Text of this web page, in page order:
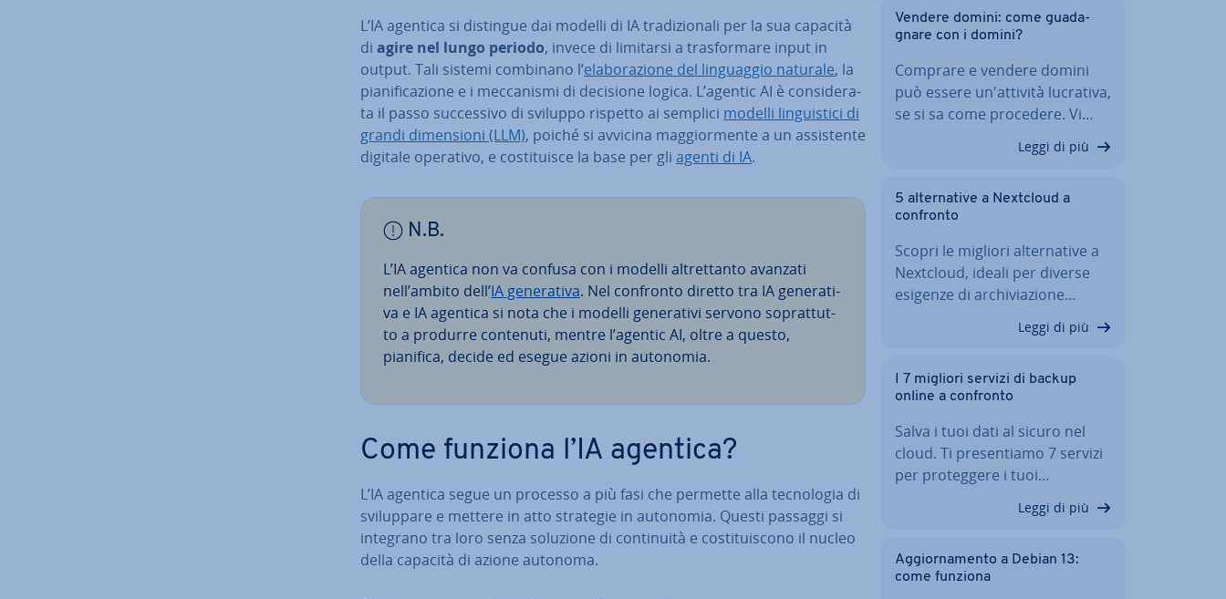
L’IA agentica si distingue dai modelli di IA tra­di­zio­na­li per la sua capacità
di agire nel lungo periodo, invece di limitarsi a tra­sfor­ma­re input in
output. Tali sistemi combinano l’ela­bo­ra­zio­ne del lin­guag­gio naturale, la
pia­ni­fi­ca­zio­ne e i mec­ca­ni­smi di decisione logica. L’agentic AI è con­si­de­ra­
ta il passo suc­ces­si­vo di sviluppo rispetto ai semplici modelli lin­gui­sti­ci di
grandi di­men­sio­ni (LLM), poiché si avvicina mag­gior­men­te a un as­si­sten­te
digitale operativo, e co­sti­tui­sce la base per gli agenti di IA.
N.B.
L’IA agentica non va confusa con i modelli al­tret­tan­to avanzati
nell’ambito dell’IA ge­ne­ra­ti­va. Nel confronto diretto tra IA ge­ne­ra­ti­
va e IA agentica si nota che i modelli ge­ne­ra­ti­vi servono so­prat­tut­
to a produrre contenuti, mentre l’agentic AI, oltre a questo,
pianifica, decide ed esegue azioni in autonomia.
Come funziona l’IA agentica?
L’IA agentica segue un processo a più fasi che permette alla tec­no­lo­gia di
svi­lup­pa­re e mettere in atto strategie in autonomia. Questi passaggi si
integrano tra loro senza soluzione di con­ti­nui­tà e co­sti­tui­sco­no il nucleo
della capacità di azione autonoma.
Vendere domini: come gua­da­
gna­re con i domini?
Comprare e vendere domini
può essere un'at­ti­vi­tà lucrativa,
se si sa come procedere. Vi…
Leggi di più
5 al­ter­na­ti­ve a Nextcloud a
confronto
Scopri le migliori al­ter­na­ti­ve a
Nextcloud, ideali per diverse
esigenze di ar­chi­via­zio­ne…
Leggi di più
I 7 migliori servizi di backup
online a confronto
Salva i tuoi dati al sicuro nel
cloud. Ti pre­sen­tia­mo 7 servizi
per pro­teg­ge­re i tuoi…
Leggi di più
Ag­gior­na­men­to a Debian 13:
come funziona